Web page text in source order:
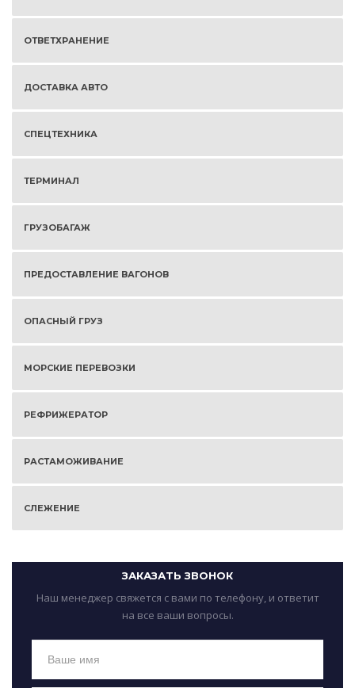
ОТВЕТХРАНЕНИЕ
ДОСТАВКА АВТО
СПЕЦТЕХНИКА
ТЕРМИНАЛ
ГРУЗОБАГАЖ
ПРЕДОСТАВЛЕНИЕ ВАГОНОВ
ОПАСНЫЙ ГРУЗ
МОРСКИЕ ПЕРЕВОЗКИ
РЕФРИЖЕРАТОР
РАСТАМОЖИВАНИЕ
СЛЕЖЕНИЕ
ЗАКАЗАТЬ ЗВОНОК
Наш менеджер свяжется с вами по телефону, и ответит
на все ваши вопросы.